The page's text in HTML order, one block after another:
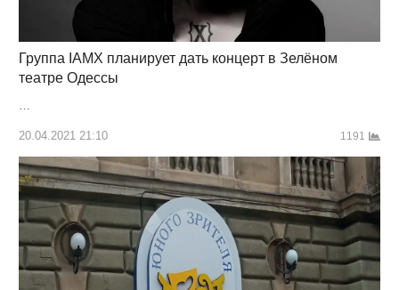
Группа IAMX планирует дать концерт в Зелёном
театре Одессы
…
20.04.2021 21:10 1191